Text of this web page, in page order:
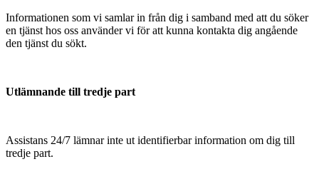
Informationen som vi samlar in från dig i samband med att du söker
en tjänst hos oss använder vi för att kunna kontakta dig angående
den tjänst du sökt.
Utlämnande till tredje part
Assistans 24/7 lämnar inte ut identifierbar information om dig till
tredje part.